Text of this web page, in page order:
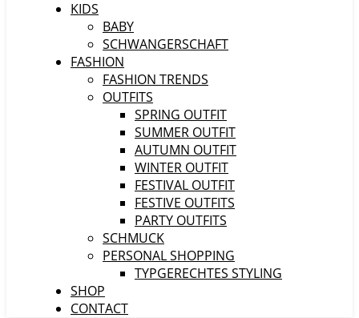
KIDS
BABY
SCHWANGERSCHAFT
FASHION
FASHION TRENDS
OUTFITS
SPRING OUTFIT
SUMMER OUTFIT
AUTUMN OUTFIT
WINTER OUTFIT
FESTIVAL OUTFIT
FESTIVE OUTFITS
PARTY OUTFITS
SCHMUCK
PERSONAL SHOPPING
TYPGERECHTES STYLING
SHOP
CONTACT